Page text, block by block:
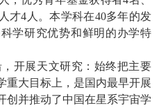
才4人。本学科在40多年的发
学研究优势和鲜明的办学特
开展天文研究：始终把主要
重大目标上，是国内最早开展
创并推动了中国在星系宇宙学